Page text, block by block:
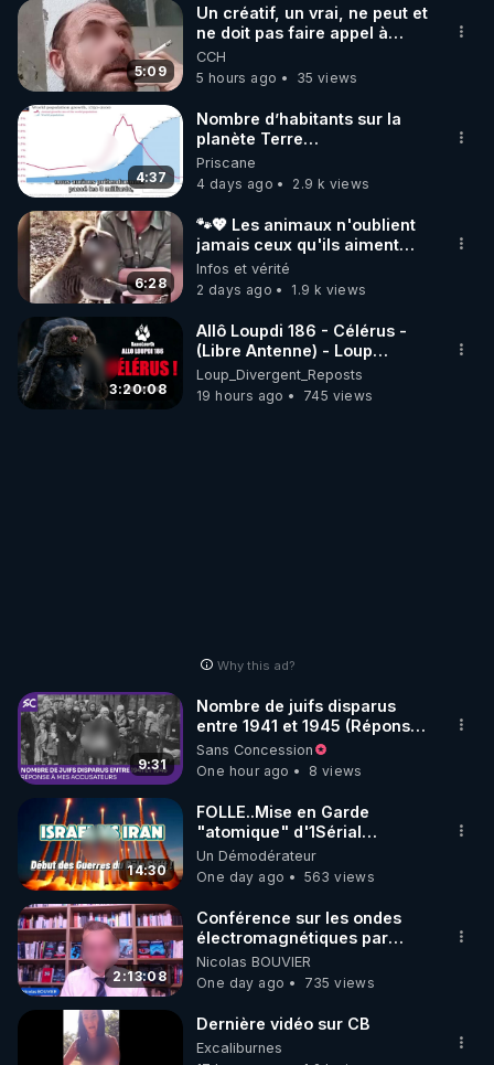
5:09
Un créatif, un vrai, ne peut et
ne doit pas faire appel à
l'intelligence artificielle
CCH
5 hours ago
35 views
4:37
Nombre d’habitants sur la
planète Terre…
Priscane
4 days ago
2.9 k views
6:28
🐾💖 Les animaux n'oublient
jamais ceux qu'ils aiment…
🥹❤️
Infos et vérité
2 days ago
1.9 k views
3:20:08
Allô Loupdi 186 - Célérus -
(Libre Antenne) - Loup
Divergent 2026.08.06
Loup_Divergent_Reposts
19 hours ago
745 views
Why this ad?
9:31
Nombre de juifs disparus
entre 1941 et 1945 (Réponse
à mes accusateurs)
Sans Concession
One hour ago
8 views
14:30
FOLLE..Mise en Garde
"atomique" d'1Sérial
Lanceur d'ALERTES
combinant
"Théories"&"Faits
Accomplis"
Un Démodérateur
One day ago
563 views
2:13:08
Conférence sur les ondes
électromagnétiques par
Grégoire Caustru et Bart de
Wever !
Nicolas BOUVIER
One day ago
735 views
Dernière vidéo sur CB
Excaliburnes